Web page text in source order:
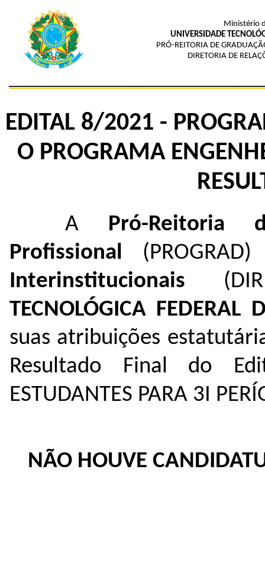
Ministério
UNIVERSIDADE
PRÓ-REITORIA DE
DIRETORIA DE
EDITAL 8/2021 -
O PROGRAMA
A Pró-Reitoria
Profissional
Interinstitucionais
TECNOLÓGICA FEDERAL
suas atribuições
Resultado Final do
ESTUDANTES PARA 3I
NÃO HOUVE